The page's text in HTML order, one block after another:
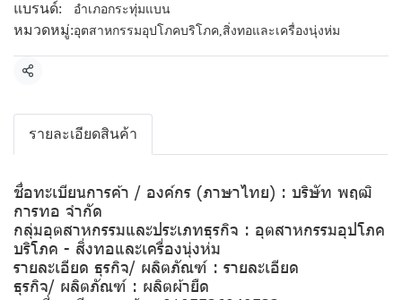
แบรนด์: อำเภอกระทุ่มแบน
หมวดหมู่:อุตสาหกรรมอุปโภคบริโภค,สิ่งทอและเครื่องนุ่งห่ม
แชร์
รายละเอียดสินค้า
ชื่อทะเบียนการค้า / องค์กร (ภาษาไทย) : บริษัท พฤฒิ
การทอ จำกัด
กลุ่มอุตสาหกรรมและประเภทธุรกิจ : อุตสาหกรรมอุปโภค
บริโภค - สิ่งทอและเครื่องนุ่งห่ม
รายละเอียด ธุรกิจ/ ผลิตภัณฑ์ : รายละเอียด
ธุรกิจ/ ผลิตภัณฑ์ : ผลิตผ้ายืด